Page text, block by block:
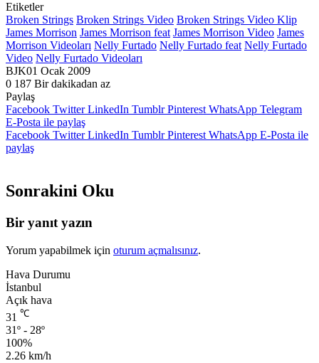
Etiketler
Broken Strings Broken Strings Video Broken Strings Video Klip
James Morrison James Morrison feat James Morrison Video James
Morrison Videoları Nelly Furtado Nelly Furtado feat Nelly Furtado
Video Nelly Furtado Videoları
BJK01 Ocak 2009
0 187 Bir dakikadan az
Paylaş
Facebook Twitter LinkedIn Tumblr Pinterest WhatsApp Telegram
E-Posta ile paylaş
Facebook Twitter LinkedIn Tumblr Pinterest WhatsApp E-Posta ile
paylaş
Sonrakini Oku
Bir yanıt yazın
Yorum yapabilmek için oturum açmalısınız.
Hava Durumu
İstanbul
Açık hava
31 ℃
31º - 28º
100%
2.26 km/h